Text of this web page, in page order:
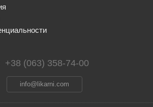
+38 (063) 358-74-00
info@likarni.com